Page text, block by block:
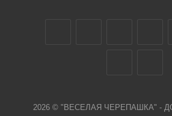
2026 © "ВЕСЕЛАЯ ЧЕРЕПАШКА" -